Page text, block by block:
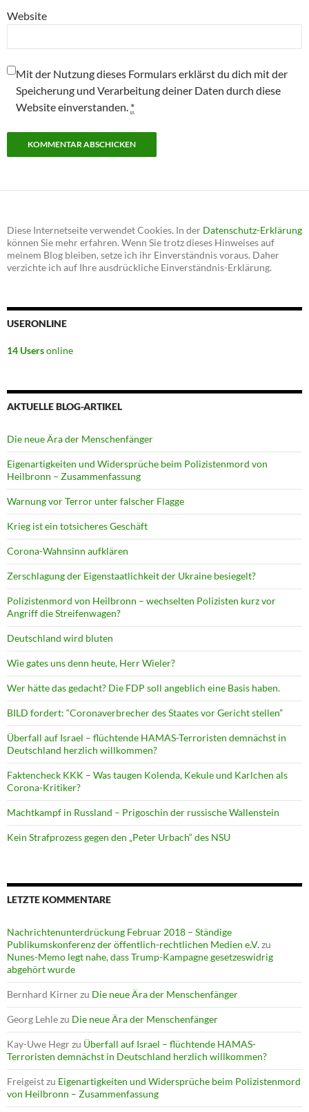
Website
Mit der Nutzung dieses Formulars erklärst du dich mit der
Speicherung und Verarbeitung deiner Daten durch diese
Website einverstanden. *
Diese Internetseite verwendet Cookies. In der Datenschutz-Erklärung
können Sie mehr erfahren. Wenn Sie trotz dieses Hinweises auf
meinem Blog bleiben, setze ich ihr Einverständnis voraus. Daher
verzichte ich auf Ihre ausdrückliche Einverständnis-Erklärung.
USERONLINE
14 Usersonline
AKTUELLE BLOG-ARTIKEL
Die neue Ära der Menschenfänger
Eigenartigkeiten und Widersprüche beim Polizistenmord von
Heilbronn – Zusammenfassung
Warnung vor Terror unter falscher Flagge
Krieg ist ein totsicheres Geschäft
Corona-Wahnsinn aufklären
Zerschlagung der Eigenstaatlichkeit der Ukraine besiegelt?
Polizistenmord von Heilbronn – wechselten Polizisten kurz vor
Angriff die Streifenwagen?
Deutschland wird bluten
Wie gates uns denn heute, Herr Wieler?
Wer hätte das gedacht? Die FDP soll angeblich eine Basis haben.
BILD fordert: “Coronaverbrecher des Staates vor Gericht stellen”
Überfall auf Israel – flüchtende HAMAS-Terroristen demnächst in
Deutschland herzlich willkommen?
Faktencheck KKK – Was taugen Kolenda, Kekule und Karlchen als
Corona-Kritiker?
Machtkampf in Russland – Prigoschin der russische Wallenstein
Kein Strafprozess gegen den „Peter Urbach“ des NSU
LETZTE KOMMENTARE
Nachrichtenunterdrückung Februar 2018 – Ständige
Publikumskonferenz der öffentlich-rechtlichen Medien e.V.zu
Nunes-Memo legt nahe, dass Trump-Kampagne gesetzeswidrig
abgehört wurde
Bernhard Kirnerzu Die neue Ära der Menschenfänger
Georg Lehlezu Die neue Ära der Menschenfänger
Kay-Uwe Hegrzu Überfall auf Israel – flüchtende HAMAS-
Terroristen demnächst in Deutschland herzlich willkommen?
Freigeistzu Eigenartigkeiten und Widersprüche beim Polizistenmord
von Heilbronn – Zusammenfassung